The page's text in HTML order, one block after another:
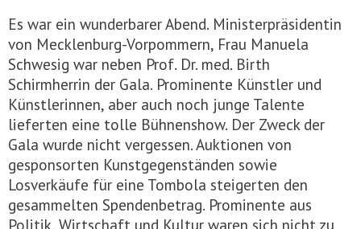
Es war ein wunderbarer Abend. Ministerpräsidentin
von Mecklenburg-Vorpommern, Frau Manuela
Schwesig war neben Prof. Dr. med. Birth
Schirmherrin der Gala. Prominente Künstler und
Künstlerinnen, aber auch noch junge Talente
lieferten eine tolle Bühnenshow. Der Zweck der
Gala wurde nicht vergessen. Auktionen von
gesponsorten Kunstgegenständen sowie
Losverkäufe für eine Tombola steigerten den
gesammelten Spendenbetrag. Prominente aus
Politik, Wirtschaft und Kultur waren sich nicht zu